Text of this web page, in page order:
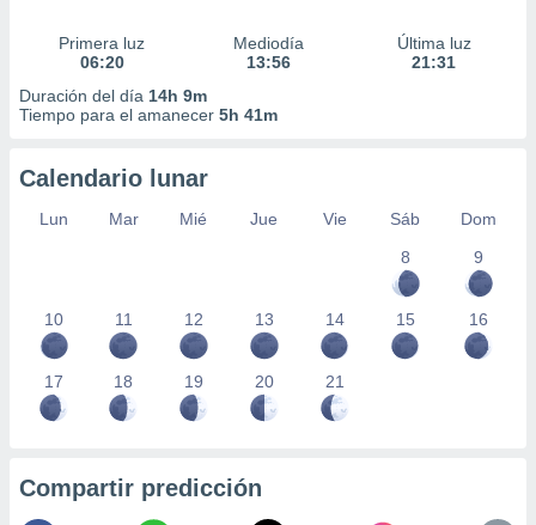
Primera luz
06:20
Mediodía
13:56
Última luz
21:31
Duración del día 14h 9m
Tiempo para el amanecer 5h 41m
Calendario lunar
Lun Mar Mié Jue Vie Sáb
Dom
8
9
10 11 12 13 14 15 16
17 18 19 20 21
Compartir predicción